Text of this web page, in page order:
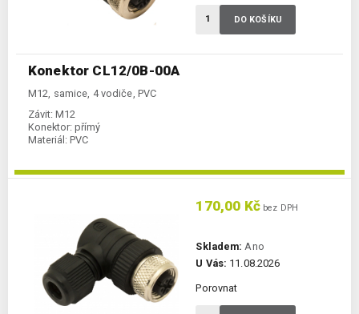
Konektor CL12/0B-00A
M12, samice, 4 vodiče, PVC
Závit: M12
Konektor: přímý
Materiál: PVC
DO KOŠÍKU
170,00 Kč bez DPH
Skladem: Ano
U Vás: 11.08.2026
Porovnat